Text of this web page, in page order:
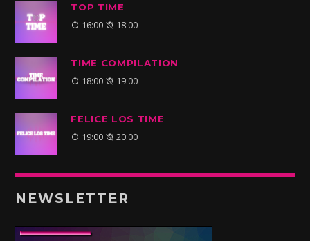
TOP TIME
16:00 18:00
TIME COMPILATION
18:00 19:00
FELICE LOS TIME
19:00 20:00
NEWSLETTER